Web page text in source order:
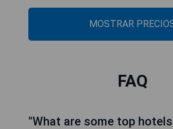
MOSTRAR
FAQ
"What are some top